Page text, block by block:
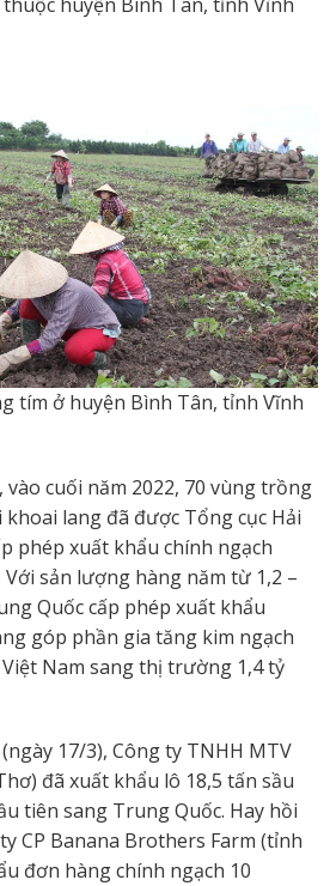
tím ở huyện Bình Tân, tỉnh Vĩnh
cuối năm 2022, 70 vùng trồng
lang đã được Tổng cục Hải
phép xuất khẩu chính ngạch
sản lượng hàng năm từ 1,2 –
Quốc cấp phép xuất khẩu
góp phần gia tăng kim ngạch
Nam sang thị trường 1,4 tỷ
17/3), Công ty TNHH MTV
đã xuất khẩu lô 18,5 tấn sầu
tiên sang Trung Quốc. Hay hồi
CP Banana Brothers Farm (tỉnh
đơn hàng chính ngạch 10